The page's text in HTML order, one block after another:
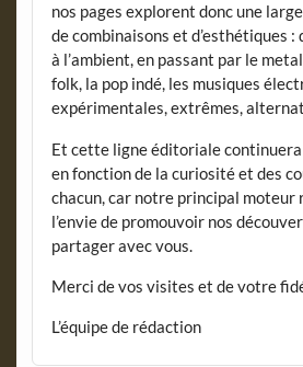
nos pages explorent donc une
de combinaisons et d’esthétiques
à l’ambient, en passant par le
folk, la pop indé, les musiques
expérimentales, extrêmes,
Et cette ligne éditoriale continuera
en fonction de la curiosité et des
chacun, car notre principal
l’envie de promouvoir nos
partager avec vous.
Merci de vos visites et de votre
L’équipe de rédaction